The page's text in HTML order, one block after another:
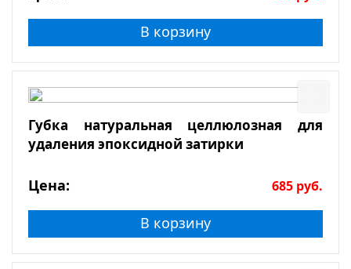
В корзину
Губка натуральная целлюлозная для
удаления эпоксидной затирки
Цена: 685 руб.
В корзину